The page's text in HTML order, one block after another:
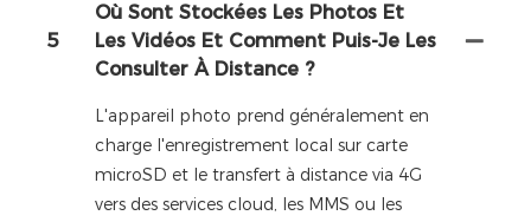
5
Où Sont Stockées Les Photos Et
Les Vidéos Et Comment Puis-Je Les
Consulter À Distance ?
L'appareil photo prend généralement en
charge l'enregistrement local sur carte
microSD et le transfert à distance via 4G
vers des services cloud, les MMS ou les